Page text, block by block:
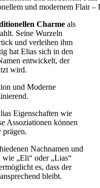
und modernem Flair
Charme als
Seine Wurzeln
und verleihen ihm
hat Elias sich in den
entwickelt, der
wird.
und Moderne
Eigenschaften wie
Assoziationen können
prägen.
Nachnamen und
wie „Eli“ oder „Lias“
es, dass der
bleibt.